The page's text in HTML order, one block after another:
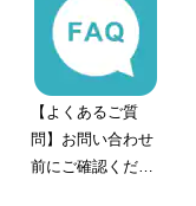
【よくあるご質
問】お問い合わせ
前にご確認くださ